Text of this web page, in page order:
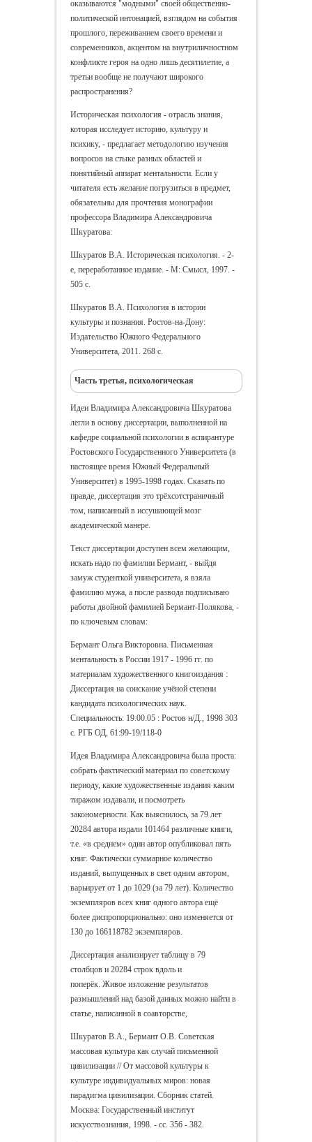
оказываются "модными" своей общественно-
политической интонацией, взглядом на события
прошлого, переживанием своего времени и
современников, акцентом на внутриличностном
конфликте героя на одно лишь десятилетие, а
третьи вообще не получают широкого
распространения?
Историческая психология - отрасль знания,
которая исследует историю, культуру и
психику, - предлагает методологию изучения
вопросов на стыке разных областей и
понятийный аппарат ментальности. Если у
читателя есть желание погрузиться в предмет,
обязательны для прочтения монографии
профессора Владимира Александровича
Шкуратова:
Шкуратов В.А. Историческая психология. - 2-
е, переработанное издание. - М: Смысл, 1997. -
505 с.
Шкуратов В.А. Психология в истории
культуры и познания. Ростов-на-Дону:
Издательство Южного Федерального
Университета, 2011. 268 с.
Часть третья, психологическая
Идеи Владимира Александровича Шкуратова
легли в основу диссертации, выполненной на
кафедре социальной психологии в аспирантуре
Ростовского Государственного Университета (в
настоящее время Южный Федеральный
Университет) в 1995-1998 годах. Сказать по
правде, диссертация это трёхсотстраничный
том, написанный в иссушающей мозг
академической манере.
Текст диссертации доступен всем желающим,
искать надо по фамилии Бермант, - выйдя
замуж студенткой университета, я взяла
фамилию мужа, а после развода подписываю
работы двойной фамилией Бермант-Полякова, -
по ключевым словам:
Бермант Ольга Викторовна. Письменная
ментальность в России 1917 - 1996 гг. по
материалам художественного книгоиздания :
Диссертация на соискание учёной степени
кандидата психологических наук.
Специальность: 19.00.05 : Ростов н/Д., 1998 303
c. РГБ ОД, 61:99-19/118-0
Идея Владимира Александровича была проста:
собрать фактический материал по советскому
периоду, какие художественные издания каким
тиражом издавали, и посмотреть
закономерности. Как выяснилось, за 79 лет
20284 автора издали 101464 различные книги,
т.е. «в среднем» один автор опубликовал пять
книг. Фактически суммарное количество
изданий, выпущенных в свет одним автором,
варьирует от 1 до 1029 (за 79 лет). Количество
экземпляров всех книг одного автора ещё
более диспропорционально: оно изменяется от
130 до 166118782 экземпляров.
Диссертация анализирует таблицу в 79
столбцов и 20284 строк вдоль и
поперёк. Живое изложение результатов
размышлений над базой данных можно найти в
статье, написанной в соавторстве,
Шкуратов В.А., Бермант О.В. Советская
массовая культура как случай письменной
цивилизации // От массовой культуры к
культуре индивидуальных миров: новая
парадигма цивилизации. Сборник статей.
Москва: Государственный институт
искусствознания, 1998. - сс. 356 - 382.